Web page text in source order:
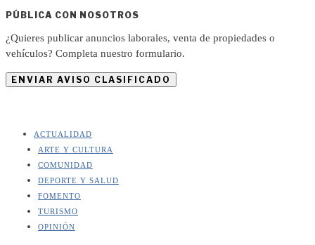
PÚBLICA CON NOSOTROS
¿Quieres publicar anuncios laborales, venta de propiedades o
vehículos? Completa nuestro formulario.
ENVIAR AVISO CLASIFICADO
ACTUALIDAD
ARTE Y CULTURA
COMUNIDAD
DEPORTE Y SALUD
FOMENTO
TURISMO
OPINIÓN